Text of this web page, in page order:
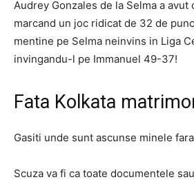
Audrey Gonzales de la Selma a avut
marcand un joc ridicat de 32 de
mentine pe Selma neinvins in Liga
invingandu-l pe Immanuel 49-37!
Fata Kolkata
Gasiti unde sunt ascunse minele
Scuza va fi ca toate documentele